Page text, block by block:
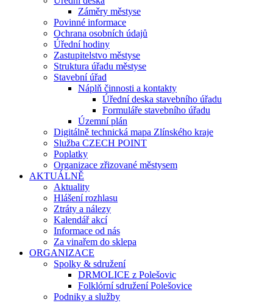
Záměry městyse
Povinné informace
Ochrana osobních údajů
Úřední hodiny
Zastupitelstvo městyse
Struktura úřadu městyse
Stavební úřad
Náplň činnosti a kontakty
Úřední deska stavebního úřadu
Formuláře stavebního úřadu
Územní plán
Digitálně technická mapa Zlínského kraje
Služba CZECH POINT
Poplatky
Organizace zřizované městysem
AKTUÁLNĚ
Aktuality
Hlášení rozhlasu
Ztráty a nálezy
Kalendář akcí
Informace od nás
Za vinařem do sklepa
ORGANIZACE
Spolky & sdružení
DRMOLICE z Polešovic
Folklórní sdružení Polešovice
Podniky a služby